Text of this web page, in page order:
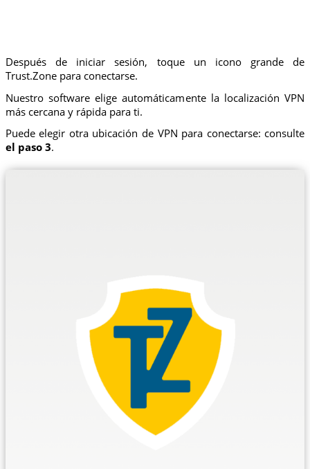
Después de iniciar sesión, toque un icono grande de
Trust.Zone para conectarse.
Nuestro software elige automáticamente la localización VPN
más cercana y rápida para ti.
Puede elegir otra ubicación de VPN para conectarse: consulte
el paso 3.